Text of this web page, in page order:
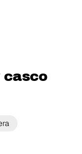
casco